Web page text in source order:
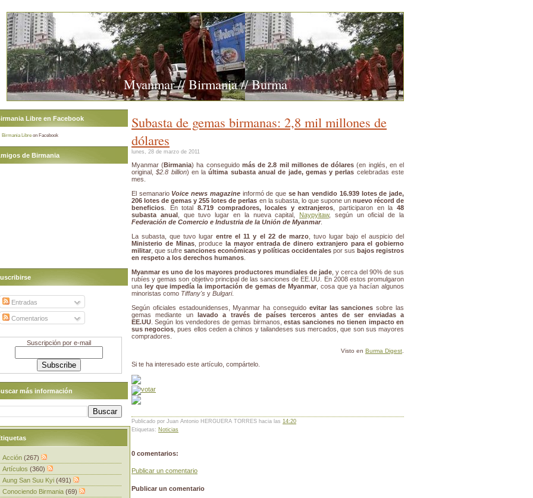
Myanmar // Birmania // Burma
Subasta de gemas birmanas: 2,8 mil millones de
dólares
lunes, 28 de marzo de 2011
Myanmar (Birmania) ha conseguido más de 2.8 mil millones de dólares (en inglés, en el
original,$2.8 billion) en laúltima subasta anual de jade, gemas y perlas celebradas este
mes.
El semanario Voice news magazineinformó de que se han vendido 16.939 lotes de jade,
206 lotes de gemas y 255 lotes de perlas en la subasta, lo que supone un nuevo récord de
beneficios . En total 8.719 compradores, locales y extranjeros , participaron en la48
subasta anual, que tuvo lugar en la nueva capital, Naypyitaw, según un oficial de la
Federación de Comercio e Industria de la Unión de Myanmar.
La subasta, que tuvo lugarentre el 11 y el 22 de marzo, tuvo lugar bajo el auspicio del
Ministerio de Minas, produce la mayor entrada de dinero extranjero para el gobierno
militar , que sufre sanciones económicas y políticas occidentales por sus bajos registros
en respeto a los derechos humanos
Myanmar es uno de los mayores productores mundiales de jade , y cerca del 90% de sus
rubíes y gemas son objetivo principal de las sanciones de EE.UU. En 2008 estos promulgaron
una ley que impedía la importación de gemas de Myanmar , cosa que ya hacían algunos
minoristas como Tiffany's y Bulgari.
Según oficiales estadounidenses, Myanmar ha conseguido evitar las sanciones sobre las
gemas mediante un lavado a través de países terceros antes de ser enviadas a
EE.UU . Según los vendedores de gemas birmanos, estas sanciones no tienen impacto en
sus negocios , pues ellos ceden a chinos y tailandeses sus mercados, que son sus mayores
compradores.
Visto en Burma Digest
Si te ha interesado este artículo, compártelo.
Publicado por Juan Antonio HERGUERA TORRES hacia las 14:20
Etiquetas: Noticias
0 comentarios:
Publicar un comentario
Publicar un comentario
Libre en Facebook
Birmania Libre on Facebook
de Birmania
Entradas
Comentarios
Suscripción por e-mail
más información
Acción (267)
Artículos (360)
Aung San Suu Kyi (491)
Conociendo Birmania (69)